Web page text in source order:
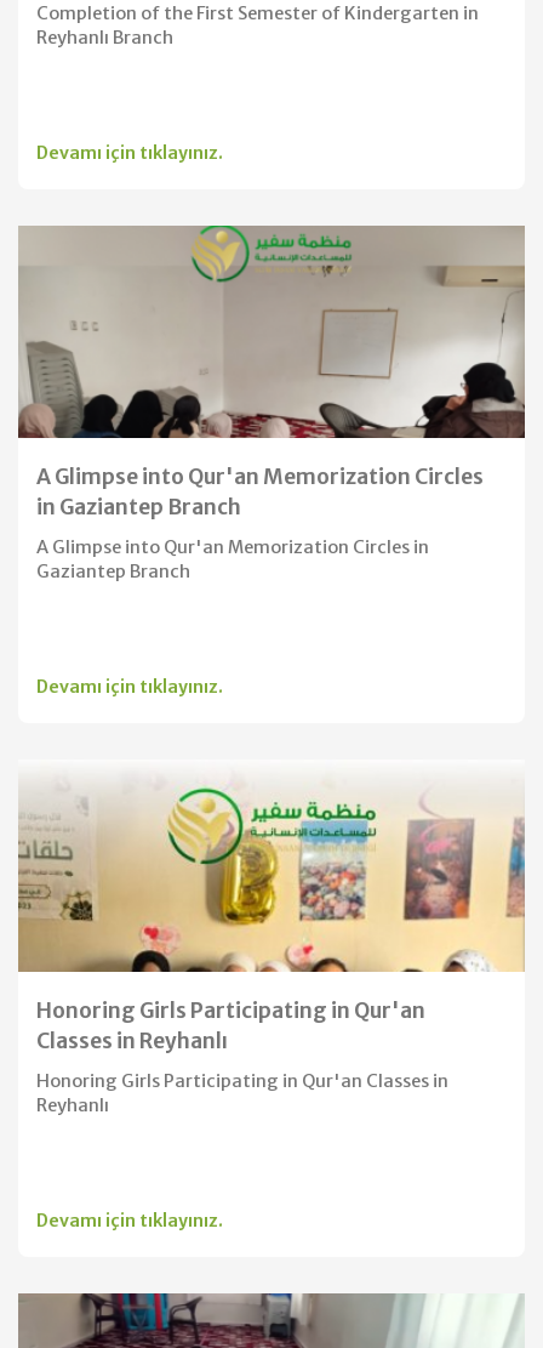
Completion of the First Semester of Kindergarten in
Reyhanlı Branch
Devamı için tıklayınız.
A Glimpse into Qur'an Memorization Circles
in Gaziantep Branch
A Glimpse into Qur'an Memorization Circles in
Gaziantep Branch
Devamı için tıklayınız.
Honoring Girls Participating in Qur'an
Classes in Reyhanlı
Honoring Girls Participating in Qur'an Classes in
Reyhanlı
Devamı için tıklayınız.